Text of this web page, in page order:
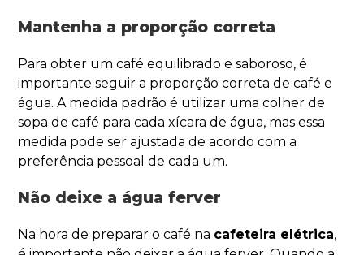
Mantenha a proporção correta
Para obter um café equilibrado e saboroso, é
importante seguir a proporção correta de café e
água. A medida padrão é utilizar uma colher de
sopa de café para cada xícara de água, mas essa
medida pode ser ajustada de acordo com a
preferência pessoal de cada um.
Não deixe a água ferver
Na hora de preparar o café na cafeteira elétrica,